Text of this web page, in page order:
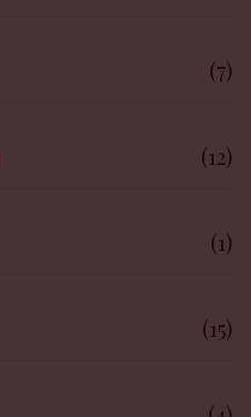
(7)
(12)
(1)
(15)